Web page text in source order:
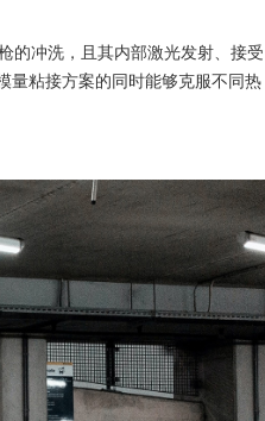
的冲洗，且其内部激光发射、接受
量粘接方案的同时能够克服不同热